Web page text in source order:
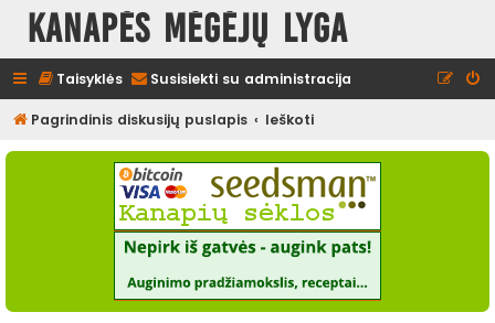
Kanapės mėgėjų lyga
Taisyklės Susisiekti su administracija
Pagrindinis diskusijų puslapis Ieškoti